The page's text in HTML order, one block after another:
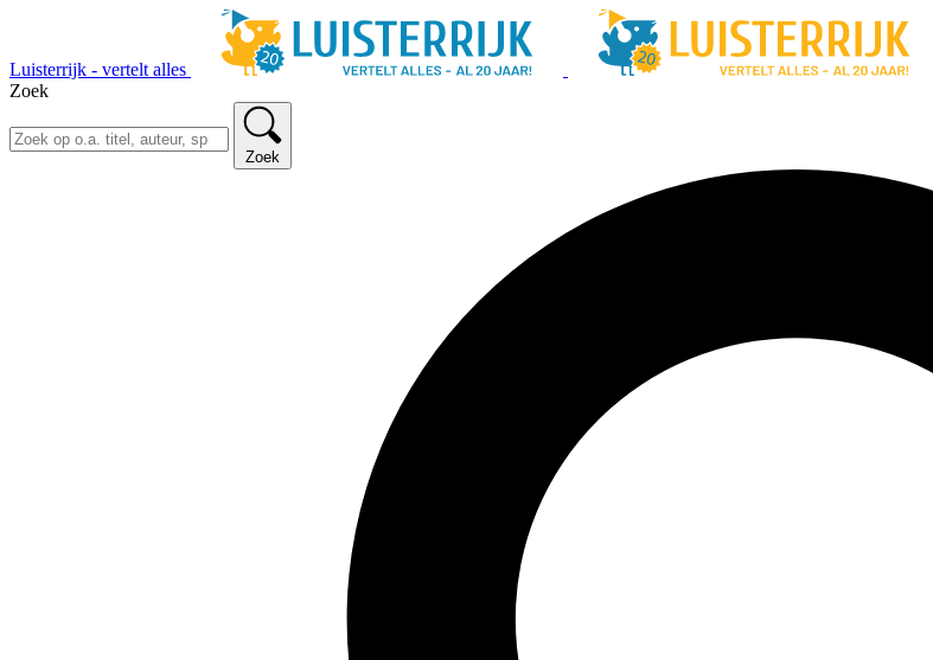
Luisterrijk - vertelt alles
Zoek
Zoek